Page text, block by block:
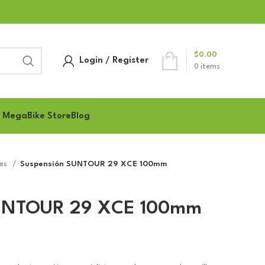
Login / Register
0 items
$0.00
MegaBike Store Blog
Suspensión SUNTOUR 29 XCE 100mm
29 XCE 100mm